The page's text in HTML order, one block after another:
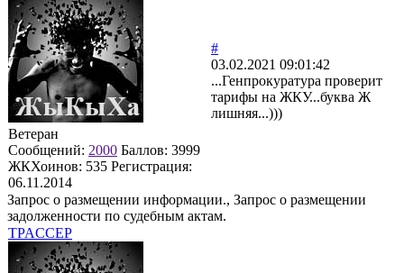
Ветеран
Сообщений: 2000 Баллов: 3999
ЖКХоинов: 535 Регистрация:
06.11.2014
#
03.02.2021 09:01:42
...Генпрокуратура проверит
тарифы на ЖКУ...буква Ж
лишняя...)))
Запрос о размещении информации., Запрос о размещении
задолженности по судебным актам.
TPACCEP